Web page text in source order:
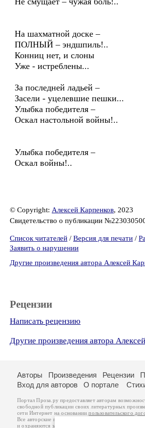
На шахматной доске –
ПОЛНЫЙ – эндшпиль!..
Конниц нет, и слоны
Уже - истреблены...
За последней ладьей –
Засели - уцелевшие пешки...
Улыбка победителя –
Оскал настольной войны!..
Улыбка победителя –
Оскал войны!..
© Copyright: Алексей Карпенков, 2023
Свидетельство о публикации
Список читателей / Версия для печати /
Заявить о нарушении
Другие произведения автора Алексей
Рецензии
Написать рецензию
Другие произведения автора
Авторы Произведения Рецензии
Вход для авторов
О портале
Портал Проза.ру предоставляет авторам
свободной публикации своих литературных
сети Интернет на основаниипользовательского
Все авторские права на произведения принадлежат
и охраняются законом . Перепечатка произведений